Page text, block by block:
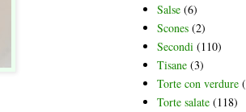
Salse (6)
Scones (2)
Secondi (110)
Tisane (3)
Torte con verdure
Torte salate (118)